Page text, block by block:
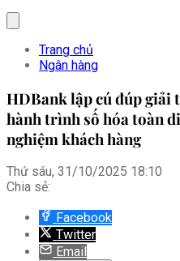
Trang chủ
Ngân hàng
HDBank lập cú đúp giải
hành trình số hóa toàn
nghiệm khách hàng
Thứ sáu, 31/10/2025 18:10
Chia sẻ:
Facebook
Twitter
Email